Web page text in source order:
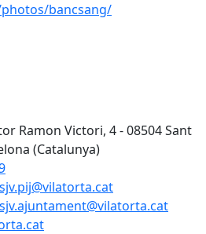
bancsang/
Ramon Victori, 4 - 08504 Sant
(Catalunya)
sjv.pij@vilatorta.cat
sjv.ajuntament@vilatorta.cat